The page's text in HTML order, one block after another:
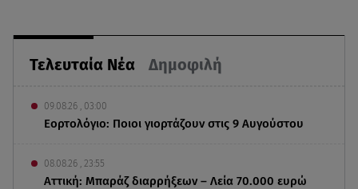
Τελευταία Νέα Δημοφιλή
09.08.26 , 03:00
Εορτολόγιο: Ποιοι γιορτάζουν στις 9 Αυγούστου
08.08.26 , 23:55
Αττική: Μπαράζ διαρρήξεων – Λεία 70.000 ευρώ